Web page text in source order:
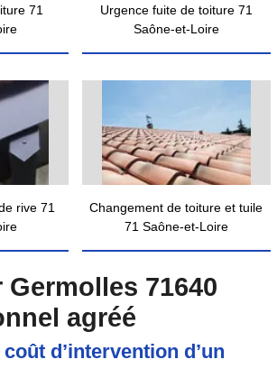
71
Urgence fuite de toiture 71
Saône-et-Loire
rive 71
Changement de toiture et tuile
71 Saône-et-Loire
71640
agréé
d’intervention d’un